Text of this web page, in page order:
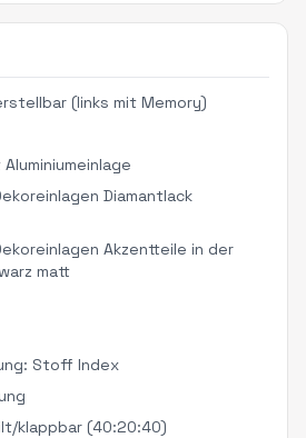
(links mit Memory)
Diamantlack
Akzentteile in der
matt
Stoff Index
klappbar (40:20:40)